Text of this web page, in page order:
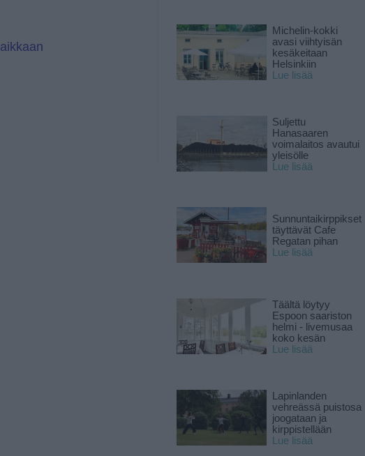
Michelin-kokki
avasi viihtyisän
kesäkeitaan
Helsinkiin
Lue lisää
Suljettu
Hanasaaren
voimalaitos avautui
yleisölle
Lue lisää
Sunnuntaikirppikset
täyttävät Cafe
Regatan pihan
Lue lisää
Täältä löytyy
Espoon saariston
helmi - livemusaa
koko kesän
Lue lisää
Lapinlanden
vehreässä puistosa
joogataan ja
kirppistellään
Lue lisää